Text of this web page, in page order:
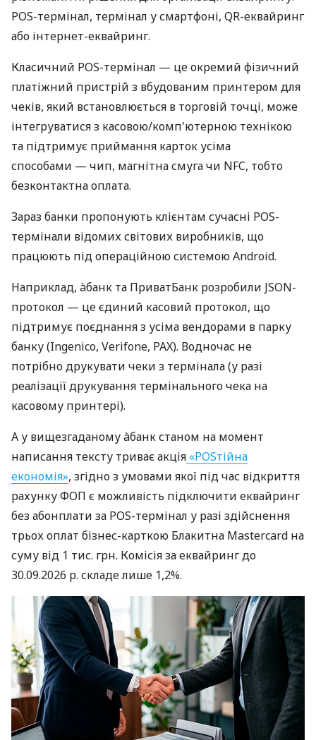
POS-термінал, термінал у смартфоні, QR-еквайринг
або інтернет-еквайринг.
Класичний POS-термінал — це окремий фізичний
платіжний пристрій з вбудованим принтером для
чеків, який встановлюється в торговій точці, може
інтегруватися з касовою/комп'ютерною технікою
та підтримує приймання карток усіма
способами — чип, магнітна смуга чи NFC, тобто
безконтактна оплата.
Зараз банки пропонують клієнтам сучасні POS-
термінали відомих світових виробників, що
працюють під операційною системою Android.
Наприклад, àбанк та ПриватБанк розробили JSON-
протокол — це єдиний касовий протокол, що
підтримує поєднання з усіма вендорами в парку
банку (Ingenico, Verifone, PAX). Водночас не
потрібно друкувати чеки з термінала (у разі
реалізації друкування термінального чека на
касовому принтері).
А у вищезгаданому àбанк станом на момент
написання тексту триває акція «POSтійна
економія», згідно з умовами якої під час відкриття
рахунку ФОП є можливість підключити еквайринг
без абонплати за POS-термінал у разі здійснення
трьох оплат бізнес-карткою Блакитна Mastercard на
суму від 1 тис. грн. Комісія за еквайринг до
30.09.2026 р. складе лише 1,2%.